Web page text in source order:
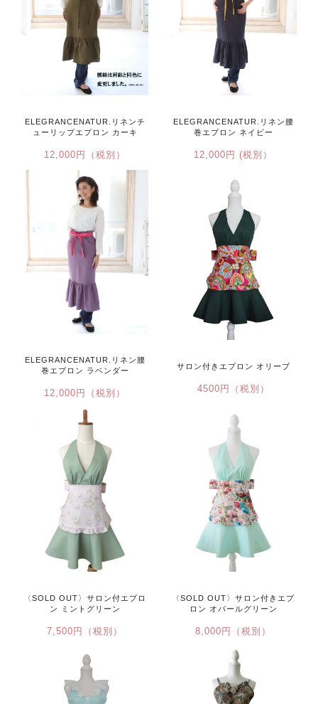
ELEGRANCENATUR.リネンチ
ューリップエプロン カーキ
12,000円（税別）
ELEGRANCENATUR.リネン腰
巻エプロン ネイビー
12,000円 (税別）
ELEGRANCENATUR.リネン腰
巻エプロン ラベンダー
12,000円（税別）
サロン付きエプロン オリーブ
4500円（税別）
〈SOLD OUT〉サロン付エプロ
ン ミントグリーン
7,500円（税別）
〈SOLD OUT〉サロン付きエプ
ロン オパールグリーン
8,000円（税別）